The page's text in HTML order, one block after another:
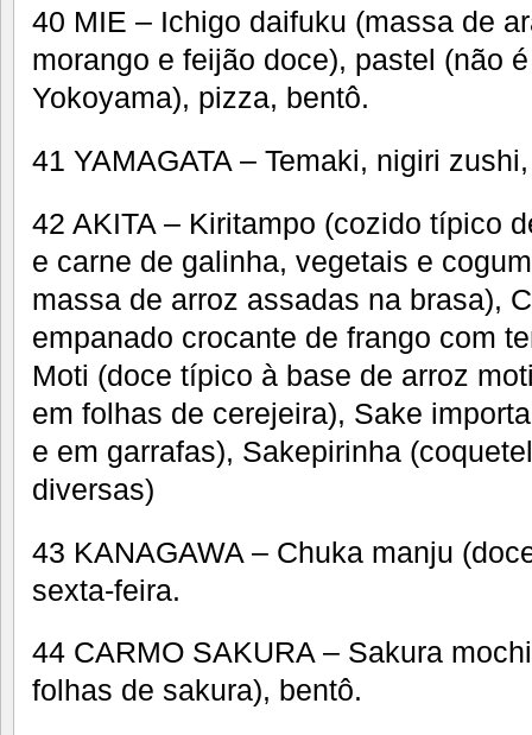
40 MIE – Ichigo daifuku (massa de
morango e feijão doce), pastel (não
Yokoyama), pizza, bentô.
41 YAMAGATA – Temaki, nigiri
42 AKITA – Kiritampo (cozido típico
e carne de galinha, vegetais e
massa de arroz assadas na brasa),
empanado crocante de frango com
Moti (doce típico à base de arroz
em folhas de cerejeira), Sake
e em garrafas), Sakepirinha
diversas)
43 KANAGAWA – Chuka manju
sexta-feira.
44 CARMO SAKURA – Sakura
folhas de sakura), bentô.